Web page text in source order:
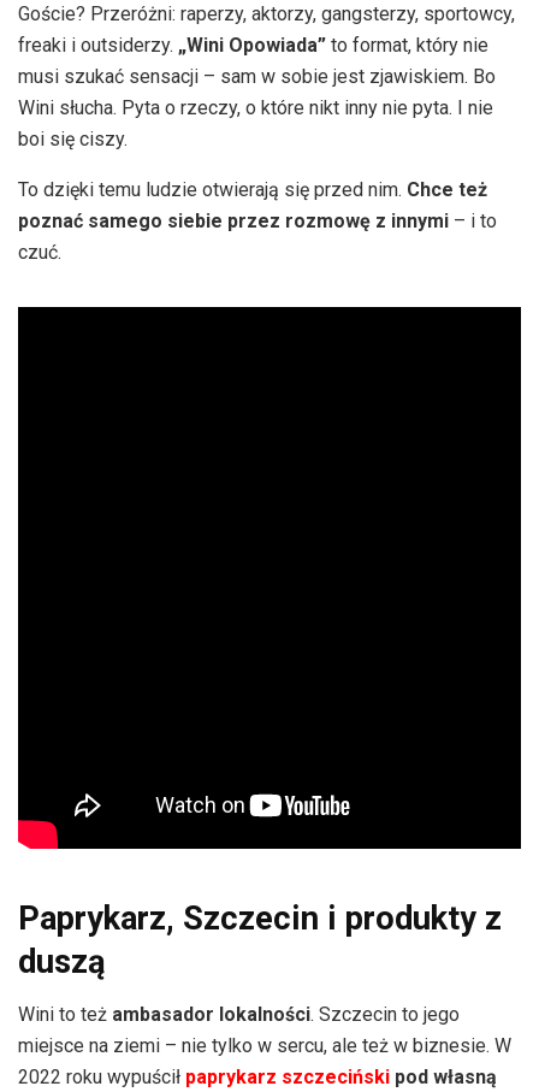
Goście? Przeróżni: raperzy, aktorzy, gangsterzy, sportowcy,
freaki i outsiderzy. „Wini Opowiada” to format, który nie
musi szukać sensacji – sam w sobie jest zjawiskiem. Bo
Wini słucha. Pyta o rzeczy, o które nikt inny nie pyta. I nie
boi się ciszy.
To dzięki temu ludzie otwierają się przed nim. Chce też
poznać samego siebie przez rozmowę z innymi – i to
czuć.
Paprykarz, Szczecin i produkty z
duszą
Wini to też ambasador lokalności. Szczecin to jego
miejsce na ziemi – nie tylko w sercu, ale też w biznesie. W
2022 roku wypuścił paprykarz szczeciński pod własną